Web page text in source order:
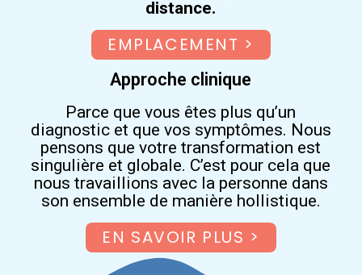
distance.
EMPLACEMENT >
Approche clinique
Parce que vous êtes plus qu’un
diagnostic et que vos symptômes. Nous
pensons que votre transformation est
singulière et globale. C’est pour cela que
nous travaillions avec la personne dans
son ensemble de manière hollistique.
EN SAVOIR PLUS >